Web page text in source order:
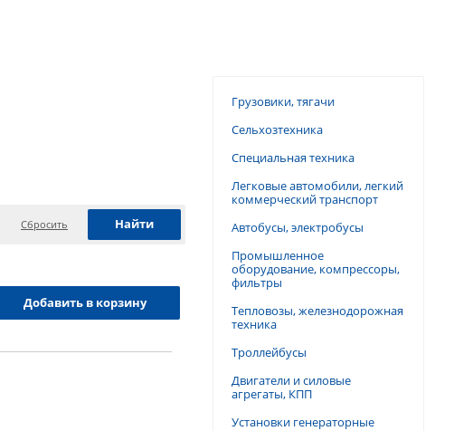
Сбросить
Добавить в корзину
Грузовики, тягачи
Сельхозтехника
Специальная техника
Легковые автомобили, легкий
коммерческий транспорт
Автобусы, электробусы
Промышленное
оборудование, компрессоры,
фильтры
Тепловозы, железнодорожная
техника
Троллейбусы
Двигатели и силовые
агрегаты, КПП
Установки генераторные